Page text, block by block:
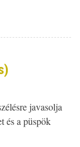
javasolja
és a püspök